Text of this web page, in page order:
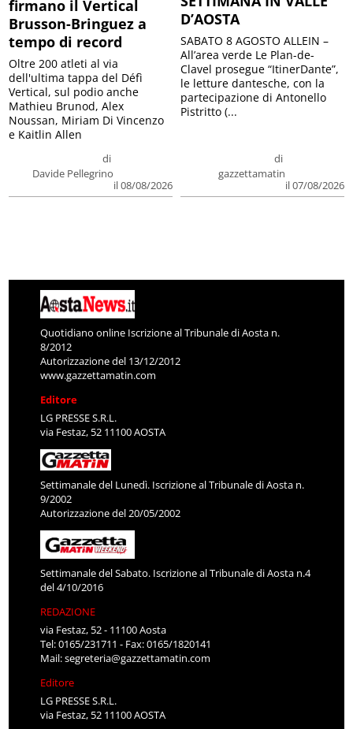
firmano il Vertical
Brusson-Bringuez a
tempo di record
di
Davide Pellegrino
il 08/08/2026
Oltre 200 atleti al via
dell'ultima tappa del Défì
Vertical, sul podio anche
Mathieu Brunod, Alex
Noussan, Miriam Di Vincenzo
e Kaitlin Allen
D’AOSTA
di
gazzettamatin
il 07/08/2026
SABATO 8 AGOSTO ALLEIN –
All’area verde Le Plan-de-
Clavel prosegue “ItinerDante”,
le letture dantesche, con la
partecipazione di Antonello
Pistritto (...
Quotidiano online Iscrizione al Tribunale di Aosta n.
8/2012
Autorizzazione del 13/12/2012
www.gazzettamatin.com
Editore
LG PRESSE S.R.L.
via Festaz, 52 11100 AOSTA
Settimanale del Lunedì. Iscrizione al Tribunale di Aosta n.
9/2002
Autorizzazione del 20/05/2002
Settimanale del Sabato. Iscrizione al Tribunale di Aosta n.4
del 4/10/2016
REDAZIONE
via Festaz, 52 - 11100 Aosta
Tel: 0165/231711 - Fax: 0165/1820141
Mail:segreteria@gazzettamatin.com
Editore
LG PRESSE S.R.L.
via Festaz, 52 11100 AOSTA